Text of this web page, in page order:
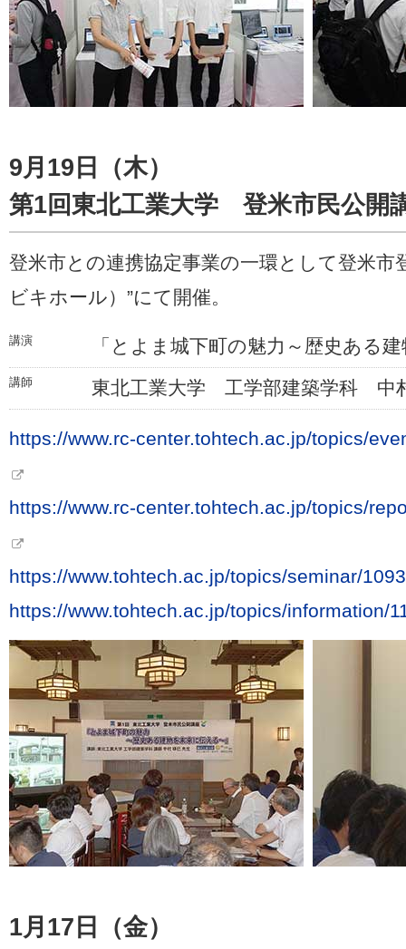
9月19日（木）
第1回東北工業大学 登米市民公開
登米市との連携協定事業の一環として登米市
ビキホール）”にて開催。
講演 「とよま城下町の魅力～歴史ある
講師 東北工業大学 工学部建築学科 中
https://www.rc-center.tohtech.ac.jp/topics/
https://www.rc-center.tohtech.ac.jp/topics/
https://www.tohtech.ac.jp/topics/seminar/
https://www.tohtech.ac.jp/topics/information/
1月17日（金）